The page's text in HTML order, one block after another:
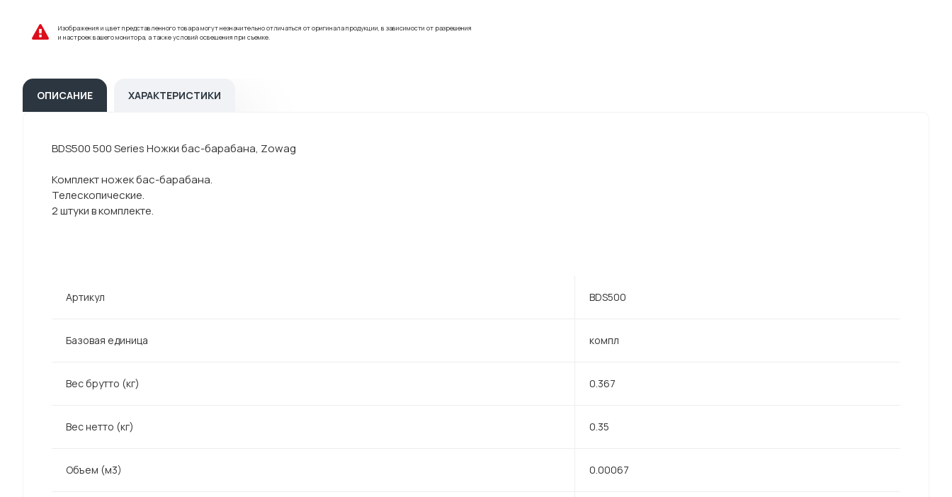
Изображения и цвет представленного товара могут незначительно отличаться от оригинала продукции, в зависимости от разрешения
и настроек вашего монитора, а также условий освещения при съемке.
ОПИСАНИЕ ХАРАКТЕРИСТИКИ
BDS500 500 Series Ножки бас-барабана, Zowag
Комплект ножек бас-барабана.
Телескопические.
2 штуки в комплекте.
Артикул BDS500
Базовая единица компл
Вес брутто (кг) 0.367
Вес нетто (кг) 0.35
Объем (м3) 0.00067